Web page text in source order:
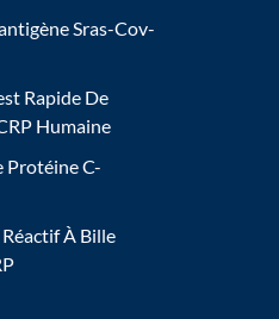
Sras-Cov-
Rapide De
Humaine
Protéine C-
À Bille